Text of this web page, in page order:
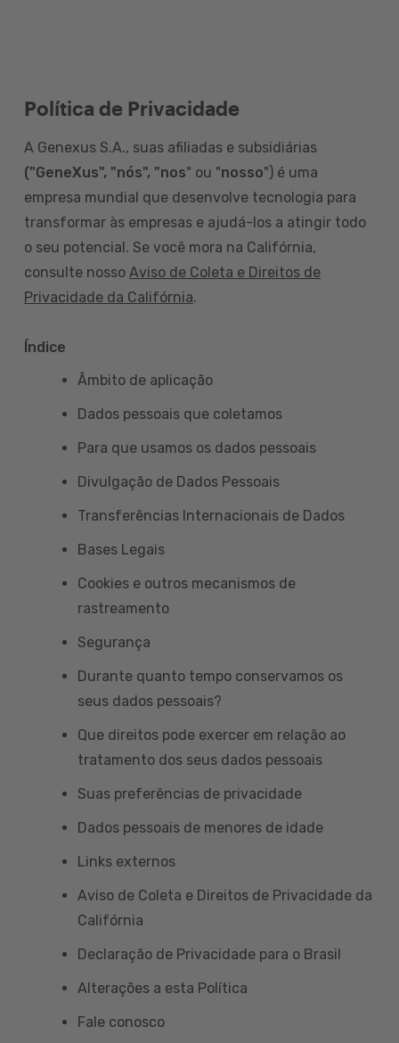
Política de Privacidade
A Genexus S.A., suas afiliadas e subsidiárias
("GeneXus", "nós", "nos" ou "nosso") é uma
empresa mundial que desenvolve tecnologia para
transformar às empresas e ajudá-los a atingir todo
o seu potencial. Se você mora na Califórnia,
consulte nosso Aviso de Coleta e Direitos de
Privacidade da Califórnia.
Índice
Âmbito de aplicação
Dados pessoais que coletamos
Para que usamos os dados pessoais
Divulgação de Dados Pessoais
Transferências Internacionais de Dados
Bases Legais
Cookies e outros mecanismos de
rastreamento
Segurança
Durante quanto tempo conservamos os
seus dados pessoais?
Que direitos pode exercer em relação ao
tratamento dos seus dados pessoais
Suas preferências de privacidade
Dados pessoais de menores de idade
Links externos
Aviso de Coleta e Direitos de Privacidade da
Califórnia
Declaração de Privacidade para o Brasil
Alterações a esta Política
Fale conosco